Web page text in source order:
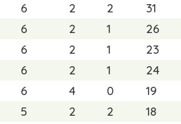
6 2 2 31
6 2 1 26
6 2 1 23
6 2 1 24
6 4 0 19
5 2 2 18